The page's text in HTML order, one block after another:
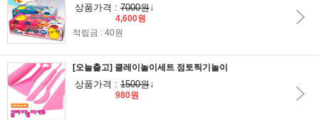
상품가격 : 7000원↓
4,600원
적립금 : 40원
[오늘출고] 클레이놀이세트 점토찍기놀이
상품가격 : 1500원↓
980원